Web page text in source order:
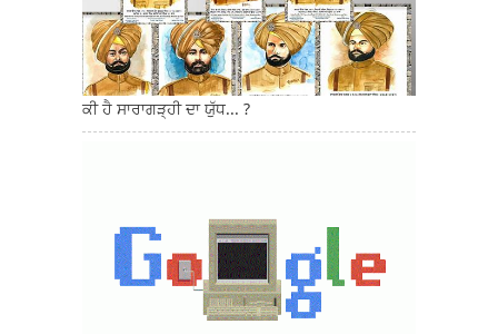
ਕੀ ਹੈ ਸਾਰਾਗੜ੍ਹੀ ਦਾ ਯੁੱਧ... ?